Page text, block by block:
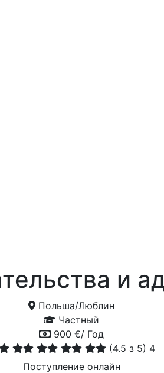
и
Польша/Люблин
Частный
900 €/ Год
(4.5 з 5) 4
Поступление онлайн